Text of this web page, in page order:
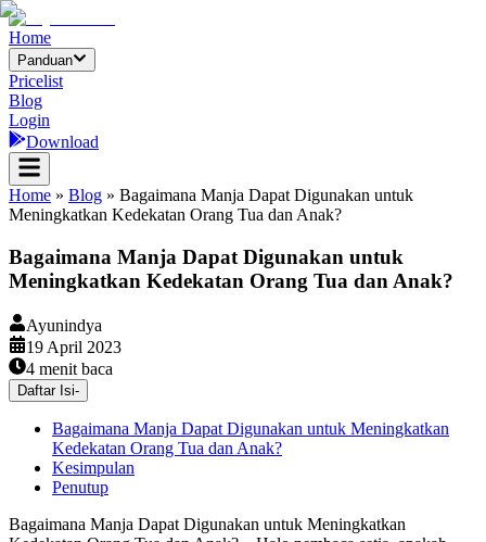
Home
Panduan
Pricelist
Blog
Login
Download
Home » Blog » Bagaimana Manja Dapat Digunakan untuk
Meningkatkan Kedekatan Orang Tua dan Anak?
Bagaimana Manja Dapat Digunakan untuk
Meningkatkan Kedekatan Orang Tua dan Anak?
Ayunindya
19 April 2023
4 menit baca
Daftar Isi-
Bagaimana Manja Dapat Digunakan untuk Meningkatkan
Kedekatan Orang Tua dan Anak?
Kesimpulan
Penutup
Bagaimana Manja Dapat Digunakan untuk Meningkatkan